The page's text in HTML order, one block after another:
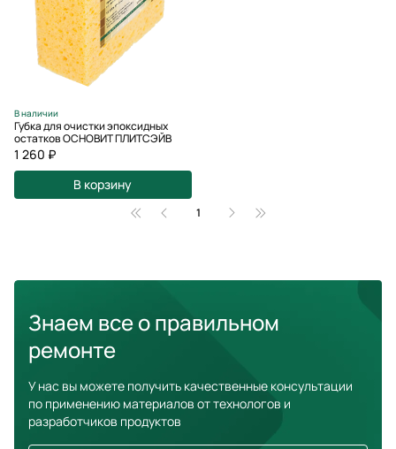
В наличии
Губка для очистки эпоксидных
остатков ОСНОВИТ ПЛИТСЭЙВ
1 260 ₽
В корзину
1
Знаем все о правильном
ремонте
У нас вы можете получить качественные консультации
по применению материалов от технологов и
разработчиков продуктов